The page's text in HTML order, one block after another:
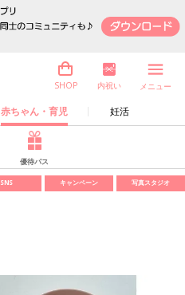
赤ちゃん・育児 妊活
SHOP 内祝い メニュー
優待パス
SNS キャンペーン 写真スタジオ